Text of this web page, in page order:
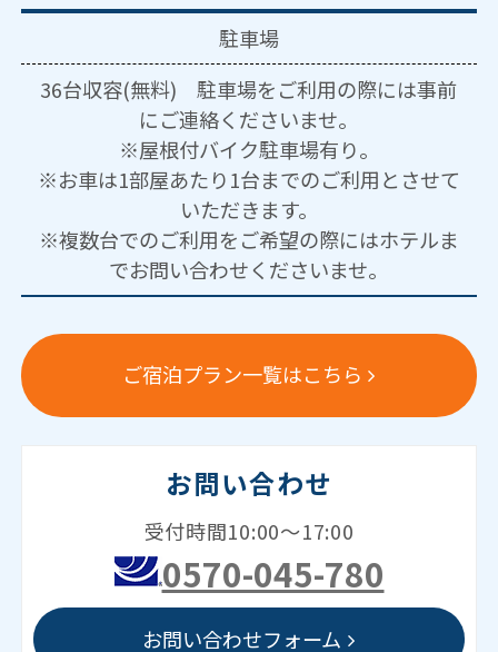
駐車場
36台収容(無料) 駐車場をご利用の際には事前
にご連絡くださいませ。
※屋根付バイク駐車場有り。
※お車は1部屋あたり1台までのご利用とさせて
いただきます。
※複数台でのご利用をご希望の際にはホテルま
でお問い合わせくださいませ。
ご宿泊プラン一覧はこちら
お問い合わせ
受付時間10:00～17:00
0570-045-780
お問い合わせフォーム